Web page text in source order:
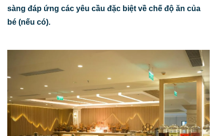
sàng đáp ứng các yêu cầu đặc biệt về chế độ ăn của
bé (nếu có).